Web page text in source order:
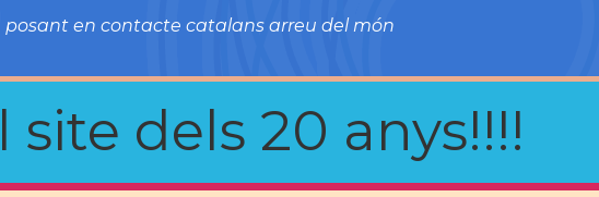
posant en contacte catalans arreu del món
dels 20 anys!!!!